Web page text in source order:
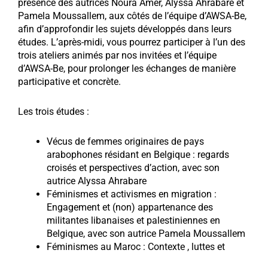
présence des autrices Noura Amer, Alyssa Ahrabare et
Pamela Moussallem, aux côtés de l’équipe d’AWSA-Be,
afin d’approfondir les sujets développés dans leurs
études. L’après-midi, vous pourrez participer à l’un des
trois ateliers animés par nos invitées et l’équipe
d’AWSA-Be, pour prolonger les échanges de manière
participative et concrète.
Les trois études :
Vécus de femmes originaires de pays
arabophones résidant en Belgique : regards
croisés et perspectives d’action, avec son
autrice Alyssa Ahrabare
Féminismes et activismes en migration :
Engagement et (non) appartenance des
militantes libanaises et palestiniennes en
Belgique, avec son autrice Pamela Moussallem
Féminismes au Maroc : Contexte , luttes et